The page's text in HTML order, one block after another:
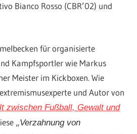
Bianco Rosso (CBR’02) und
für organisierte
Kampfsportler wie Markus
Meister im Kickboxen. Wie
und Autor von
zwischen Fußball, Gewalt und
„Verzahnung von